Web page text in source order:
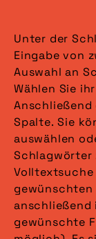
Unter der
Eingabe von
Auswahl an
Wählen Sie
Anschließend
Spalte. Sie
auswählen
Schlagwörter
gewünschten
anschließend
gewünschte